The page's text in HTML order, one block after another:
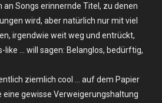
Songs erinnernde Titel, zu denen
wird, aber natürlich nur mit viel
irgendwie weit weg und entrückt,
like … will sagen: Belanglos, bedürftig,
ziemlich cool … auf dem Papier
eine gewisse Verweigerungshaltung